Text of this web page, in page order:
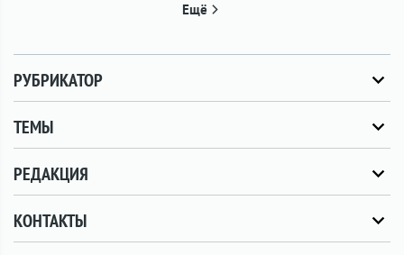
Ещё
РУБРИКАТОР
ТЕМЫ
РЕДАКЦИЯ
КОНТАКТЫ